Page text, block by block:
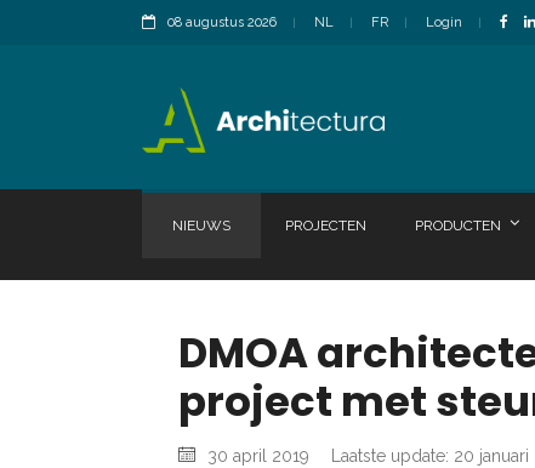
08 augustus 2026 NL FR Login
NIEUWS PROJECTEN PRODUCTEN
DMOA
project met
30 april 2019 Laatste update: 20 januari